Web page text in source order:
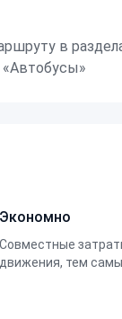
в
Экономно
Совместные
движения, тем